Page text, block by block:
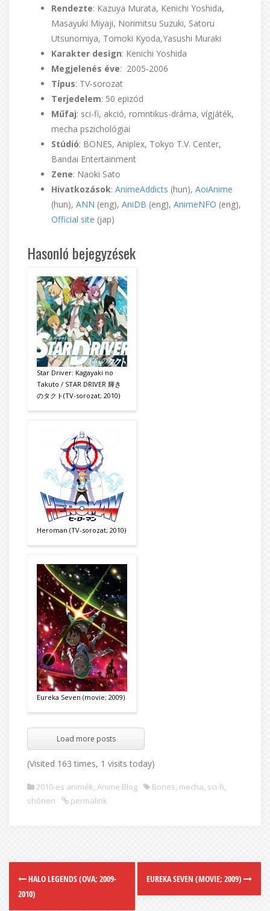
Rendezte: Kazuya Murata, Kenichi Yoshida,
Masayuki Miyaji, Norimitsu Suzuki, Satoru
Utsunomiya, Tomoki Kyoda,Yasushi Muraki
Karakter design: Kenichi Yoshida
Megjelenés éve: 2005-2006
Típus: TV-sorozat
Terjedelem: 50 epizód
Műfaj: sci-fi, akció, romntikus-dráma, vígjáték,
mecha pszichológiai
Stúdió: BONES, Aniplex, Tokyo T.V. Center,
Bandai Entertainment
Zene: Naoki Sato
Hivatkozások: AnimeAddicts (hun), AoiAnime
(hun), ANN (eng), AniDB (eng), AnimeNFO (eng),
Official site (jap)
Hasonló bejegyzések
Star Driver: Kagayaki no
Takuto / STAR DRIVER 輝き
のタクト(TV-sorozat; 2010)
Heroman (TV-sorozat; 2010)
Eureka Seven (movie; 2009)
Load more posts
(Visited 163 times, 1 visits today)
2010-es animék, Anime Blog Bones, mecha, sci-fi,
shōnen
permalink
HALO LEGENDS (OVA; 2009-
2010)
EUREKA SEVEN (MOVIE; 2009)